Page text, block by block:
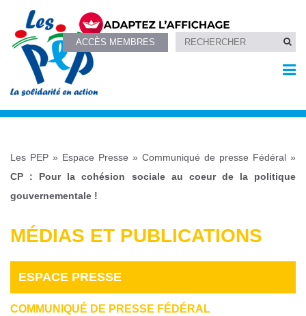
ACCÈS MEMBRES
Les PEP » Espace Presse » Communiqué de presse Fédéral »
CP : Pour la cohésion sociale au coeur de la politique
gouvernementale !
MÉDIAS ET PUBLICATIONS
ESPACE PRESSE
COMMUNIQUÉ DE PRESSE FÉDÉRAL